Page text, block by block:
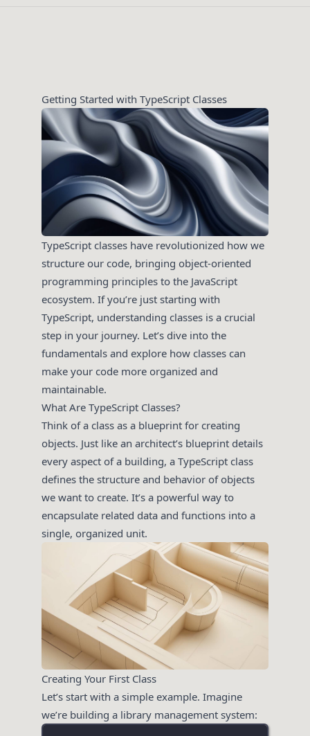
Getting Started with TypeScript Classes
TypeScript classes have revolutionized how we
structure our code, bringing object-oriented
programming principles to the JavaScript
ecosystem. If you’re just starting with
TypeScript, understanding classes is a crucial
step in your journey. Let’s dive into the
fundamentals and explore how classes can
make your code more organized and
maintainable.
What Are TypeScript Classes?
Think of a class as a blueprint for creating
objects. Just like an architect’s blueprint details
every aspect of a building, a TypeScript class
defines the structure and behavior of objects
we want to create. It’s a powerful way to
encapsulate related data and functions into a
single, organized unit.
Creating Your First Class
Let’s start with a simple example. Imagine
we’re building a library management system: